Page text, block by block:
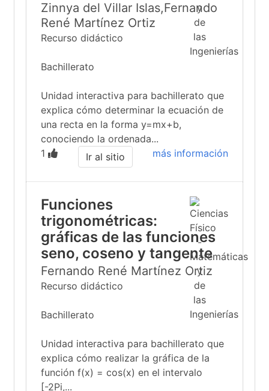
Zinnya del Villar Islas,Fernando
René Martínez Ortiz
Recurso didáctico
Bachillerato
Unidad interactiva para bachillerato que
explica cómo determinar la ecuación de
una recta en la forma y=mx+b,
conociendo la ordenada...
1
más información
Ir al sitio
Funciones
trigonométricas:
gráficas de las funciones
seno, coseno y tangente
Fernando René Martínez Ortiz
Recurso didáctico
Bachillerato
Unidad interactiva para bachillerato que
explica cómo realizar la gráfica de la
función f(x) = cos(x) en el intervalo
[-2Pi,...